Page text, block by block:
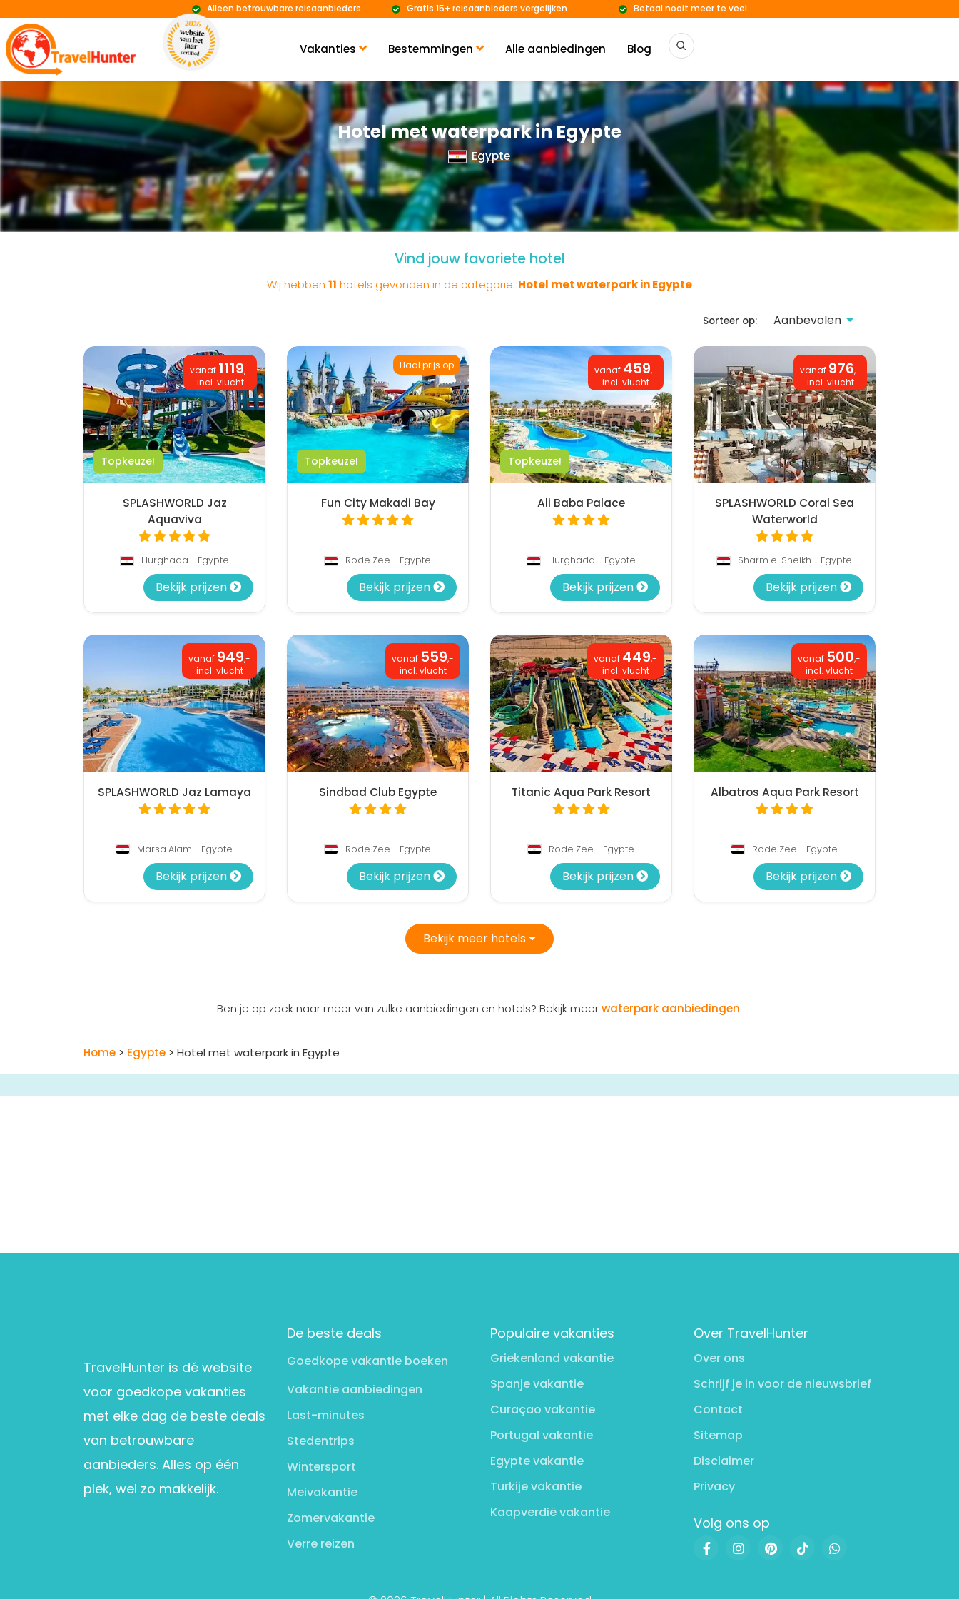
Vakanties Bestemmingen Alle aanbiedingen Blog
Alleen betrouwbare reisaanbieders Gratis 15+ reisaanbieders vergelijken Betaal nooit meer te veel
Hotel met waterpark in Egypte
Egypte
Vind jouw favoriete hotel
Wij hebben 11 hotels gevonden in de categorie: Hotel met waterpark in Egypte
Sorteer op:
vanaf 1119,-
incl. vlucht
Topkeuze!
SPLASHWORLD Jaz
Aquaviva
Hurghada - Egypte
Bekijk prijzen
Haal prijs op
Topkeuze!
Fun City Makadi Bay
Rode Zee - Egypte
Bekijk prijzen
vanaf 459,-
incl. vlucht
Topkeuze!
Ali Baba Palace
Hurghada - Egypte
Bekijk prijzen
vanaf 976,-
incl. vlucht
SPLASHWORLD Coral Sea
Waterworld
Sharm el Sheikh - Egypte
Bekijk prijzen
vanaf 949,-
incl. vlucht
SPLASHWORLD Jaz Lamaya
Marsa Alam - Egypte
Bekijk prijzen
vanaf 559,-
incl. vlucht
Sindbad Club Egypte
Rode Zee - Egypte
Bekijk prijzen
vanaf 449,-
incl. vlucht
Titanic Aqua Park Resort
Rode Zee - Egypte
Bekijk prijzen
vanaf 500,-
incl. vlucht
Albatros Aqua Park Resort
Rode Zee - Egypte
Bekijk prijzen
Bekijk meer hotels
Ben je op zoek naar meer van zulke aanbiedingen en hotels? Bekijk meerwaterpark aanbiedingen.
Home > Egypte > Hotel met waterpark in Egypte
TravelHunter is dé website
voor goedkope vakanties
met elke dag de beste deals
van betrouwbare
aanbieders. Alles op één
plek, wel zo makkelijk.
De beste deals
Goedkope vakantie boeken
Vakantie aanbiedingen
Last-minutes
Stedentrips
Wintersport
Meivakantie
Zomervakantie
Verre reizen
Populaire vakanties
Griekenland vakantie
Spanje vakantie
Curaçao vakantie
Portugal vakantie
Egypte vakantie
Turkije vakantie
Kaapverdië vakantie
Over TravelHunter
Over ons
Schrijf je in voor de nieuwsbrief
Contact
Sitemap
Disclaimer
Privacy
Volg ons op